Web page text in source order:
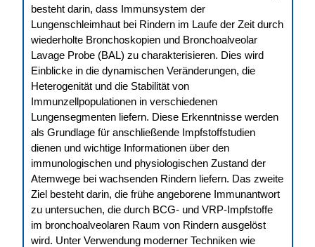
besteht darin, dass Immunsystem der
Lungenschleimhaut bei Rindern im Laufe der Zeit durch
wiederholte Bronchoskopien und Bronchoalveolar
Lavage Probe (BAL) zu charakterisieren. Dies wird
Einblicke in die dynamischen Veränderungen, die
Heterogenität und die Stabilität von
Immunzellpopulationen in verschiedenen
Lungensegmenten liefern. Diese Erkenntnisse werden
als Grundlage für anschließende Impfstoffstudien
dienen und wichtige Informationen über den
immunologischen und physiologischen Zustand der
Atemwege bei wachsenden Rindern liefern. Das zweite
Ziel besteht darin, die frühe angeborene Immunantwort
zu untersuchen, die durch BCG- und VRP-Impfstoffe
im bronchoalveolaren Raum von Rindern ausgelöst
wird. Unter Verwendung moderner Techniken wie